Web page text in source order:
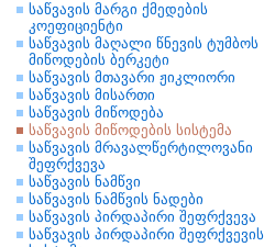
საწვავის მარგი ქმედების
კოეფიციენტი
საწვავის მაღალი წნევის ტუმბოს
მიწოდების ბერკეტი
საწვავის მთავარი ჟიკლიორი
საწვავის მისართი
საწვავის მიწოდება
საწვავის მიწოდების სისტემა
საწვავის მრავალწერტილოვანი
შეფრქვევა
საწვავის ნამწვი
საწვავის ნამწვის ნადები
საწვავის პირდაპირი შეფრქვევა
საწვავის პირდაპირი შეფრქვევის